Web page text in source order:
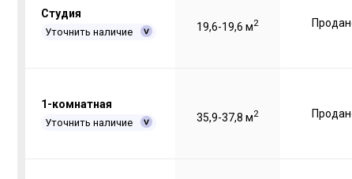
Студия
Уточнить наличие 19,6-19,6 м2
1-комнатная
Уточнить наличие 35,9-37,8 м2